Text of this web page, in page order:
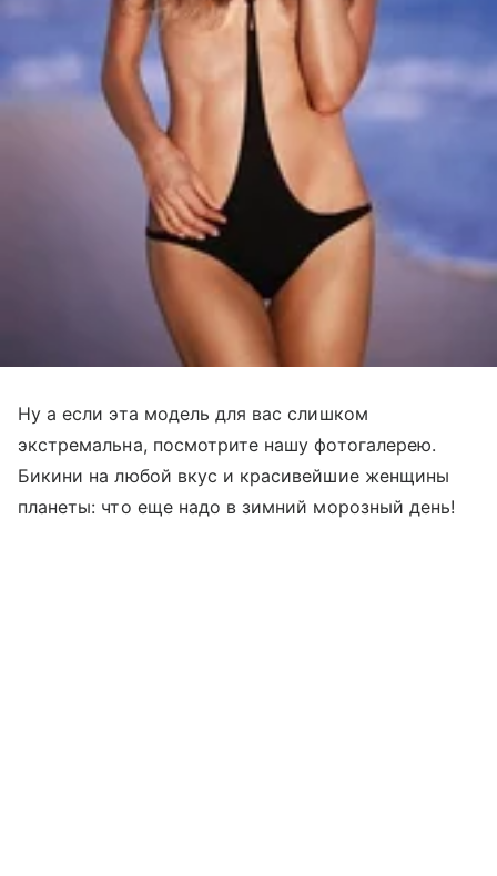
Ну а если эта модель для вас слишком
экстремальна, посмотрите нашу фотогалерею.
Бикини на любой вкус и красивейшие женщины
планеты: что еще надо в зимний морозный день!